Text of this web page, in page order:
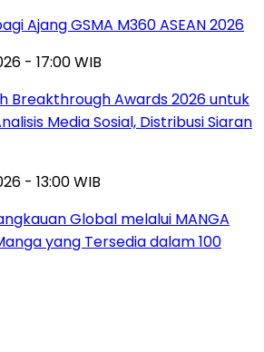
Ajang GSMA M360 ASEAN 2026
- 17:00 WIB
Breakthrough Awards 2026 untuk
Media Sosial, Distribusi Siaran
- 13:00 WIB
Global melalui MANGA
yang Tersedia dalam 100